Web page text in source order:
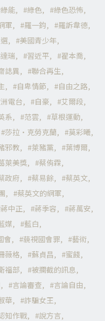
綠能 綠色
綠色恐怖
軍 羅一鈞
羅訴韋德
美國青少年
瑞 習近平
翟本喬
誌異
聯合再生
自卑情節
自由之路
電台 自豪
艾爾段
系 范雲
草根運動
莎拉·克勞克蘭
莫彩曦
邪教 萊豬黨
葉博爾
萊美獎
蔡侑霖
政府 蔡易餘
蔡英文
蔡英文的網軍
蔣中正 蔣季容
蔣萬安
媒
藍白
會 藐視國會罪
藝術
薇格 蘇貞昌
蜜餞
福部
被攔截的訊息
言論審查
言論自由
華
詐騙女王
知作戰
說方言